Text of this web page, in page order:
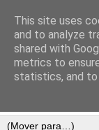
This site uses
and to analyze
shared with
metrics to
statistics, and to